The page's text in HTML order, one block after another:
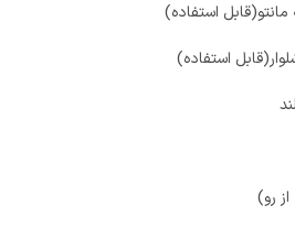
استفاده)
استفاده)
رو)